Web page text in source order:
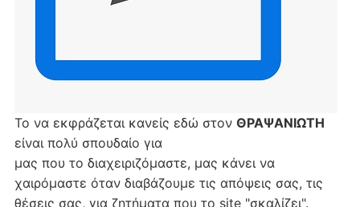
Το να εκφράζεται κανείς εδώ στον ΘΡΑΨΑΝΙΩΤΗ
είναι πολύ σπουδαίο για
μας που το διαχειριζόμαστε, μας κάνει να
χαιρόμαστε όταν διαβάζουμε τις απόψεις σας, τις
θέσεις σας, για ζητήματα που το site "σκαλίζει".